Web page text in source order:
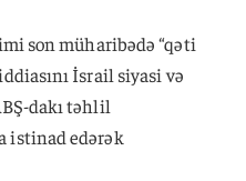
son müharibədə “qəti
İsrail siyasi və
dakı təhlil
istinad edərək